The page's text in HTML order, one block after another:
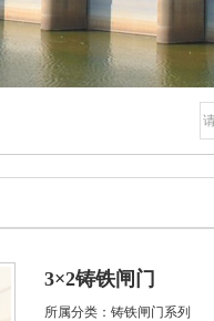
3×2铸铁闸门
所属分类：铸铁闸门系列